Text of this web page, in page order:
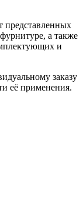
представленных
а также
и
заказу
её применения.